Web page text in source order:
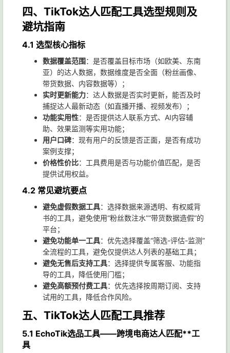
四、TikTok达人匹配工具选型规则及
避坑指南
4.1 选型核心指标
数据覆盖范围：是否覆盖目标市场（如欧美、东南
亚）的达人数据，数据维度是否全面（粉丝画像、
带货数据、内容数据等）；
实时更新能力：达人数据是否实时更新，能否及时
捕捉达人最新动态（如直播开播、视频发布）；
功能实用性：是否提供达人联系方式、AI内容辅
助、效果监测等实用功能；
用户口碑：现有用户的反馈是否正面，是否有成功
案例支撑；
价格性价比：工具费用是否与功能价值匹配，是否
提供试用权益。
4.2 常见避坑要点
避免虚假数据工具：选择数据来源透明、有权威背
书的工具，避免使用“粉丝数注水”“带货数据造假”的
平台；
避免功能单一工具：优先选择覆盖“筛选-评估-监测”
全流程的工具，避免仅提供达人列表的基础工具；
避免无售后支持工具：选择提供专属客服、功能指
导的工具，降低使用门槛；
避免高额预付费工具：优先选择按周期订阅、支持
试用的工具，降低合作风险。
五、TikTok达人匹配工具推荐
5.1 EchoTik选品工具——跨境电商达人匹配**工
具